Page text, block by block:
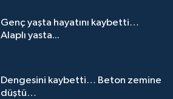
Genç yaşta hayatını kaybetti…
Alaplı yasta...
Dengesini kaybetti… Beton zemine
düştü…